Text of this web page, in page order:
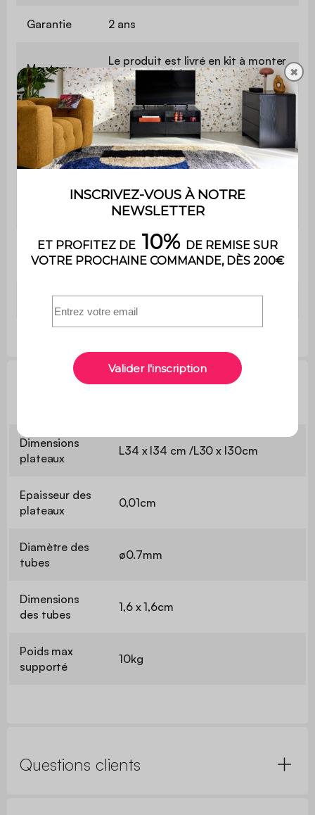
Garantie 2 ans
Montage
Le produit est livré en kit à monter
soi-même. Une notice est fournie
Dimensions
table
(haute)
L34 x l34 x H74cm
L30 x l30 x H54cm
Hauteur
des pieds
54/ 74cm
Poids 5kg
Dimensions
plateaux
L34 x l34 cm /L30 x l30cm
Epaisseur des
plateaux
0,01cm
Diamètre des
tubes
ø0.7mm
Dimensions
des tubes
1,6 x 1,6cm
Poids max
supporté
10kg
Questions clients
✖